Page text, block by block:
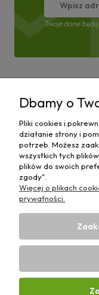
Twoje dane
Moje konto
Płatności i dostawa
Informacje
O nas
Sklep
Dbamy o
Pliki cookies i
działanie strony i
potrzeb. Możesz
wszystkich tych
plików do swoich
zgody".
Więcej o plikach
prywatności.